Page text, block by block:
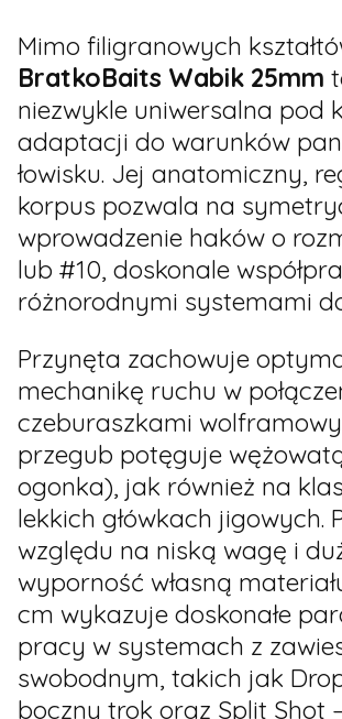
Mimo filigranowych
BratkoBaits Wabik 25mm
niezwykle uniwersalna pod
adaptacji do warunków
łowisku. Jej anatomiczny,
korpus pozwala na
wprowadzenie haków o
lub #10, doskonale
różnorodnymi systemami
Przynęta zachowuje
mechanikę ruchu w
czeburaszkami
przegub potęguje
ogonka), jak również na
lekkich główkach jigowych.
względu na niską wagę i
wyporność własną
cm wykazuje doskonałe
pracy w systemach z
swobodnym, takich jak
boczny trok oraz Split Shot